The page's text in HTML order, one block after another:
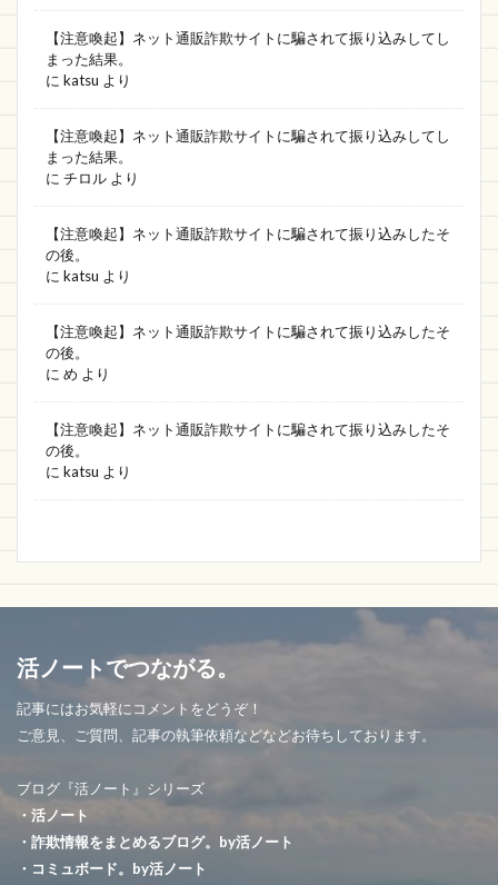
【注意喚起】ネット通販詐欺サイトに騙されて振り込みしてし
まった結果。
に katsu より
【注意喚起】ネット通販詐欺サイトに騙されて振り込みしてし
まった結果。
に チロル より
【注意喚起】ネット通販詐欺サイトに騙されて振り込みしたそ
の後。
に katsu より
【注意喚起】ネット通販詐欺サイトに騙されて振り込みしたそ
の後。
に め より
【注意喚起】ネット通販詐欺サイトに騙されて振り込みしたそ
の後。
に katsu より
活ノートでつながる。
記事にはお気軽にコメントをどうぞ！
ご意見、ご質問、記事の執筆依頼などなどお待ちしております。
ブログ『活ノート』シリーズ
・活ノート
・詐欺情報をまとめるブログ。by活ノート
・コミュボード。by活ノート